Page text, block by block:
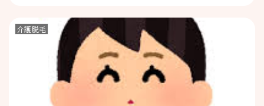
介護脱毛